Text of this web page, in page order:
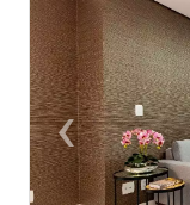
‹Previous